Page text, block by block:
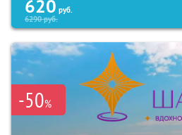
620 руб.
6290руб.
-50%